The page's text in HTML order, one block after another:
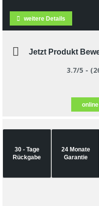
weitere Details
Jetzt Produkt
3.7/5 -
30 - Tage
Rückgabe
24 Monate
Garantie